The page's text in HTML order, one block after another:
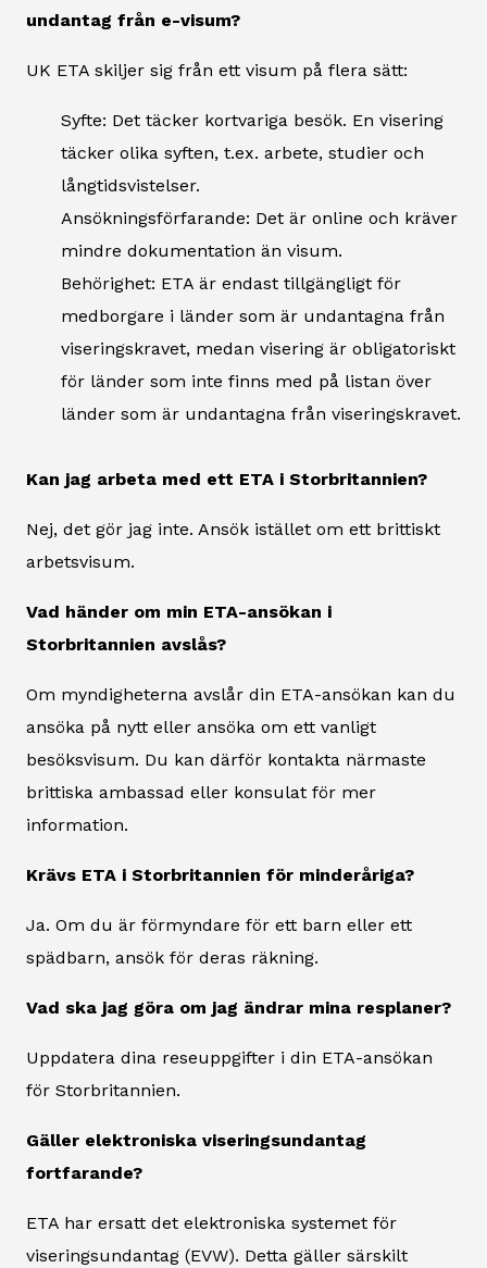
undantag från e-visum?
UK ETA skiljer sig från ett visum på flera sätt:
Syfte: Det täcker kortvariga besök. En visering
täcker olika syften, t.ex. arbete, studier och
långtidsvistelser.
Ansökningsförfarande: Det är online och kräver
mindre dokumentation än visum.
Behörighet: ETA är endast tillgängligt för
medborgare i länder som är undantagna från
viseringskravet, medan visering är obligatoriskt
för länder som inte finns med på listan över
länder som är undantagna från viseringskravet.
Kan jag arbeta med ett ETA i Storbritannien?
Nej, det gör jag inte. Ansök istället om ett brittiskt
arbetsvisum.
Vad händer om min ETA-ansökan i
Storbritannien avslås?
Om myndigheterna avslår din ETA-ansökan kan du
ansöka på nytt eller ansöka om ett vanligt
besöksvisum. Du kan därför kontakta närmaste
brittiska ambassad eller konsulat för mer
information.
Krävs ETA i Storbritannien för minderåriga?
Ja. Om du är förmyndare för ett barn eller ett
spädbarn, ansök för deras räkning.
Vad ska jag göra om jag ändrar mina resplaner?
Uppdatera dina reseuppgifter i din ETA-ansökan
för Storbritannien.
Gäller elektroniska viseringsundantag
fortfarande?
ETA har ersatt det elektroniska systemet för
viseringsundantag (EVW). Detta gäller särskilt